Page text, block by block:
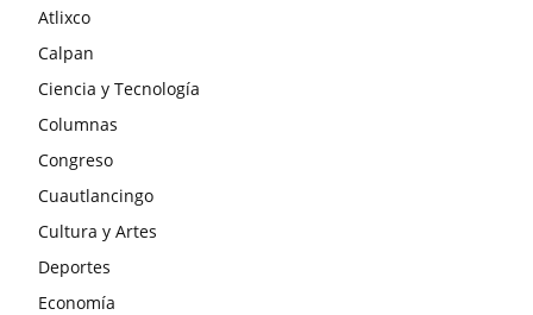
Atlixco
Calpan
Ciencia y Tecnología
Columnas
Congreso
Cuautlancingo
Cultura y Artes
Deportes
Economía